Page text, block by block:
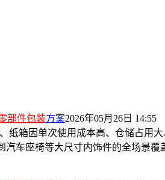
部件包装方案2026年05月26日 14:55
纸箱因单次使用成本高、仓储占用
车座椅等大尺寸内饰件的全场景覆